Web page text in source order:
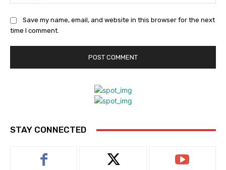
Save my name, email, and website in this browser for the next
time I comment.
STAY CONNECTED